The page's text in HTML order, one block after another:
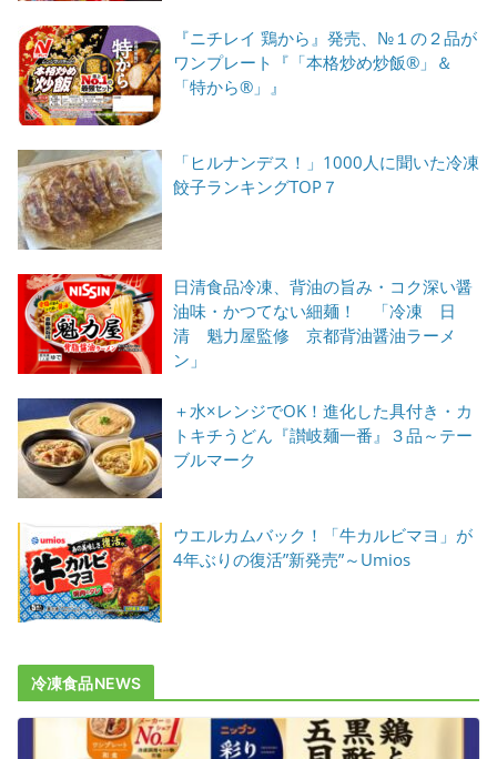
『ニチレイ 鶏から』発売、№１の２品が
ワンプレート『「本格炒め炒飯®」＆
「特から®」』
「ヒルナンデス！」1000人に聞いた冷凍
餃子ランキングTOP７
日清食品冷凍、背油の旨み・コク深い醤
油味・かつてない細麺！ 「冷凍 日
清 魁力屋監修 京都背油醤油ラーメ
ン」
＋水×レンジでOK！進化した具付き・カ
トキチうどん『讃岐麺一番』３品～テー
ブルマーク
ウエルカムバック！「牛カルビマヨ」が
4年ぶりの復活”新発売”～Umios
冷凍食品NEWS